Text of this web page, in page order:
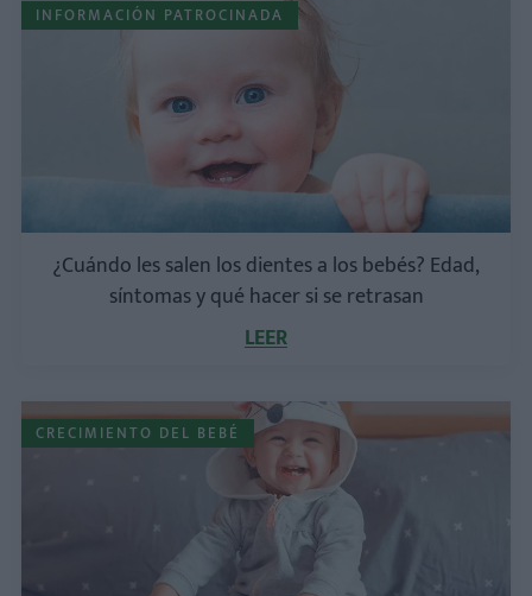
INFORMACIÓN PATROCINADA
¿Cuándo les salen los dientes a los bebés? Edad,
síntomas y qué hacer si se retrasan
LEER
CRECIMIENTO DEL BEBÉ